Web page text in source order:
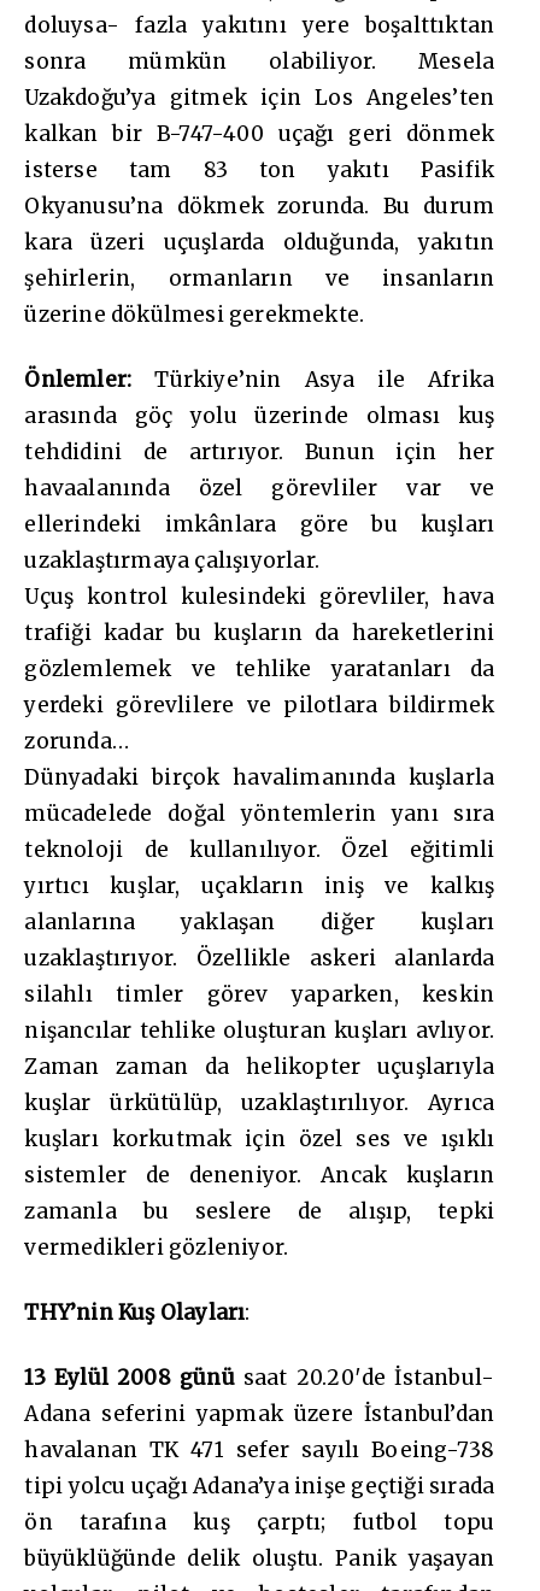
doluysa- fazla yakıtını yere boşalttıktan
sonra mümkün olabiliyor. Mesela
Uzakdoğu’ya gitmek için Los Angeles’ten
kalkan bir B-747-400 uçağı geri dönmek
isterse tam 83 ton yakıtı Pasifik
Okyanusu’na dökmek zorunda. Bu durum
kara üzeri uçuşlarda olduğunda, yakıtın
şehirlerin, ormanların ve insanların
üzerine dökülmesi gerekmekte.
Önlemler: Türkiye’nin Asya ile Afrika
arasında göç yolu üzerinde olması kuş
tehdidini de artırıyor. Bunun için her
havaalanında özel görevliler var ve
ellerindeki imkânlara göre bu kuşları
uzaklaştırmaya çalışıyorlar.
Uçuş kontrol kulesindeki görevliler, hava
trafiği kadar bu kuşların da hareketlerini
gözlemlemek ve tehlike yaratanları da
yerdeki görevlilere ve pilotlara bildirmek
zorunda…
Dünyadaki birçok havalimanında kuşlarla
mücadelede doğal yöntemlerin yanı sıra
teknoloji de kullanılıyor. Özel eğitimli
yırtıcı kuşlar, uçakların iniş ve kalkış
alanlarına yaklaşan diğer kuşları
uzaklaştırıyor. Özellikle askeri alanlarda
silahlı timler görev yaparken, keskin
nişancılar tehlike oluşturan kuşları avlıyor.
Zaman zaman da helikopter uçuşlarıyla
kuşlar ürkütülüp, uzaklaştırılıyor. Ayrıca
kuşları korkutmak için özel ses ve ışıklı
sistemler de deneniyor. Ancak kuşların
zamanla bu seslere de alışıp, tepki
vermedikleri gözleniyor.
THY’nin Kuş Olayları:
13 Eylül 2008 günü saat 20.20′de İstanbul-
Adana seferini yapmak üzere İstanbul’dan
havalanan TK 471 sefer sayılı Boeing-738
tipi yolcu uçağı Adana’ya inişe geçtiği sırada
ön tarafına kuş çarptı; futbol topu
büyüklüğünde delik oluştu. Panik yaşayan